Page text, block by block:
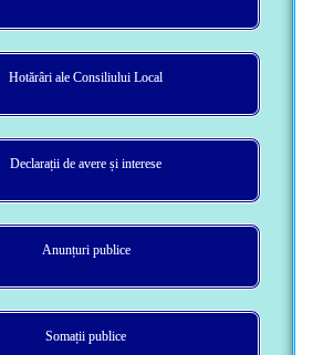
Hotărâri ale Consiliului Local
Declarații de avere și interese
Anunțuri publice
Somații publice